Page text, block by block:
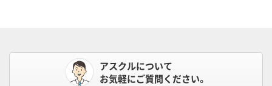
アスクルについて
お気軽にご質問ください。